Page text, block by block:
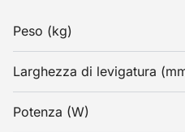
Peso (kg)
Larghezza di levigatura
Potenza (W)